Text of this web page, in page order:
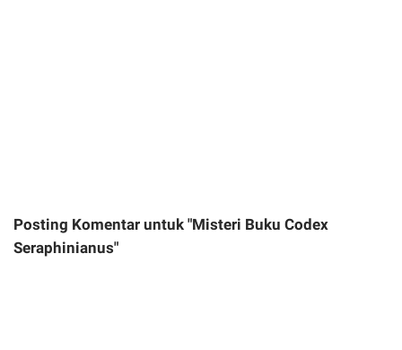
Posting Komentar untuk "Misteri Buku Codex
Seraphinianus"